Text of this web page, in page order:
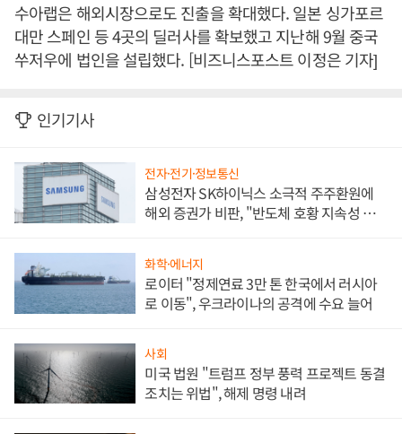
수아랩은 해외시장으로도 진출을 확대했다. 일본 싱가포르
대만 스페인 등 4곳의 딜러사를 확보했고 지난해 9월 중국
쑤저우에 법인을 설립했다. [비즈니스포스트 이정은 기자]
인기기사
전자·전기·정보통신
삼성전자 SK하이닉스 소극적 주주환원에
해외 증권가 비판, "반도체 호황 지속성 의
화학·에너지
로이터 "정제연료 3만 톤 한국에서 러시아
로 이동", 우크라이나의 공격에 수요 늘어
사회
미국 법원 "트럼프 정부 풍력 프로젝트 동결
조치는 위법", 해제 명령 내려